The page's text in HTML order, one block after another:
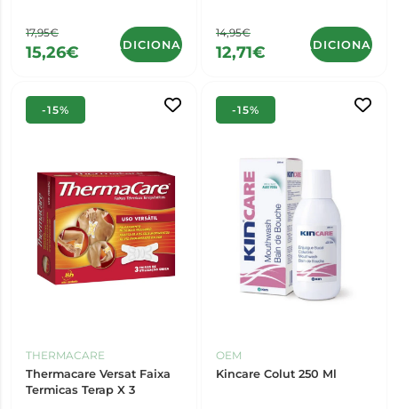
17,95€
15,26€ ADICIONAR
14,95€
12,71€ ADICIONAR
-15%
THERMACARE
Thermacare Versat Faixa
Termicas Terap X 3
-15%
OEM
Kincare Colut 250 Ml